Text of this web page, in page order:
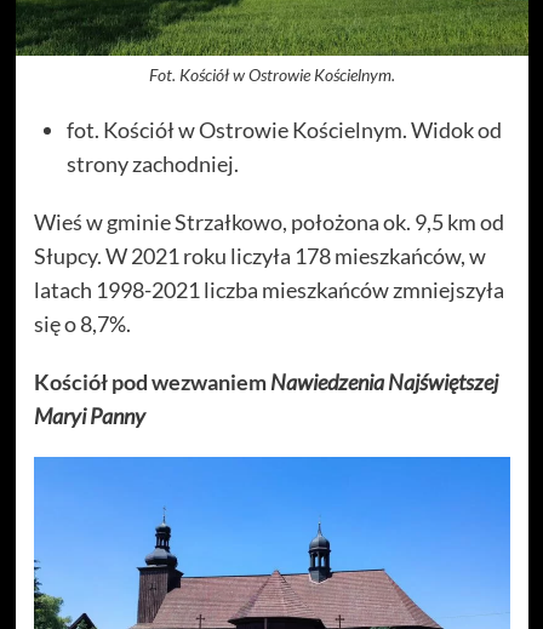
Fot. Kościół w Ostrowie Kościelnym.
fot. Kościół w Ostrowie Kościelnym. Widok od
strony zachodniej.
Wieś w gminie Strzałkowo, położona ok. 9,5 km od
Słupcy. W 2021 roku liczyła 178 mieszkańców, w
latach 1998-2021 liczba mieszkańców zmniejszyła
się o 8,7%.
Kościół pod wezwaniemNawiedzenia Najświętszej
Maryi Panny